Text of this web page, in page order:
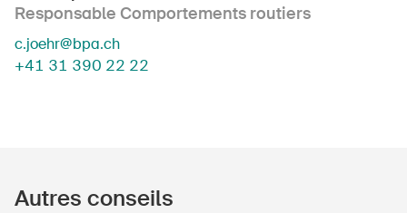
Responsable Comportements routiers
c.joehr@bpa.ch
+41 31 390 22 22
Autres conseils